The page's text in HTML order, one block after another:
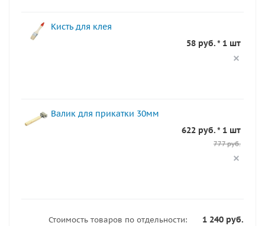
Кисть для клея
58 руб. * 1 шт
Валик для прикатки 30мм
622 руб. * 1 шт
777 руб.
Стоимость товаров по отдельности: 1 240 руб.